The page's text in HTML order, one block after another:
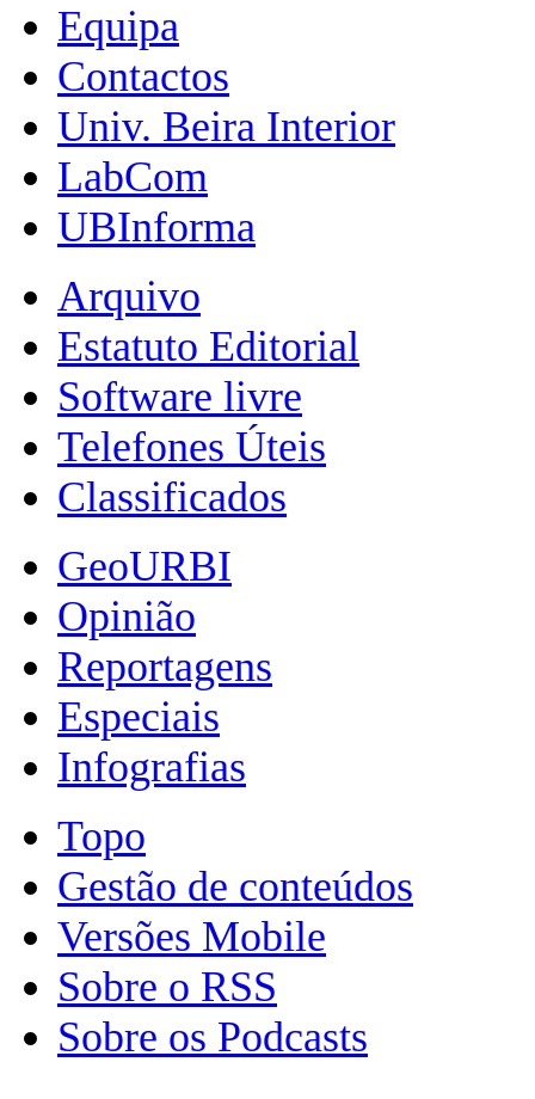
Equipa
Contactos
Univ. Beira Interior
LabCom
UBInforma
Arquivo
Estatuto Editorial
Software livre
Telefones Úteis
Classificados
GeoURBI
Opinião
Reportagens
Especiais
Infografias
Topo
Gestão de conteúdos
Versões Mobile
Sobre o RSS
Sobre os Podcasts